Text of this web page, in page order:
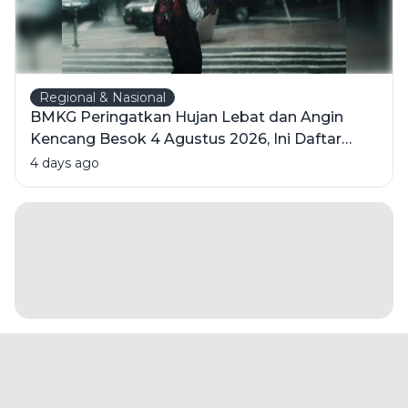
Regional & Nasional
BMKG Peringatkan Hujan Lebat dan Angin
Kencang Besok 4 Agustus 2026, Ini Daftar
Wilayahnya
4 days ago